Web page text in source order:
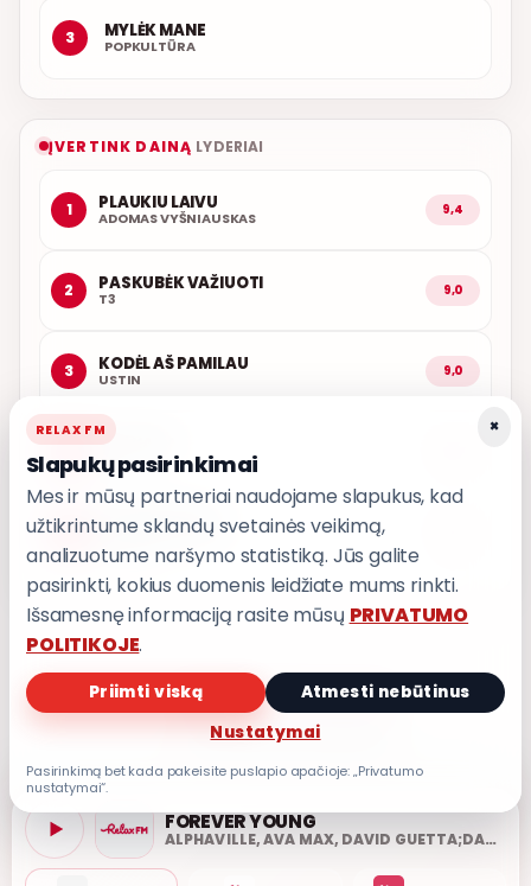
3 MYLĖK MANE
POPKULTŪRA
ĮVERTINK DAINĄ LYDERIAI
1 PLAUKIU LAIVU
ADOMAS VYŠNIAUSKAS 9,4
2 PASKUBĖK VAŽIUOTI
T3 9,0
3 KODĖL AŠ PAMILAU
USTIN 9,0
T3
5 IŠ MANO ŠIRDIES
PRIVATUMO POLITIKA
Privatumo nustatymai
FOREVER YOUNG
ALPHAVILLE, AVA MAX, DAVID GUETTA;DAVID GUETTA
×
RELAX FM
Slapukų pasirinkimai
Mes ir mūsų partneriai naudojame slapukus, kad
užtikrintume sklandų svetainės veikimą,
analizuotume naršymo statistiką. Jūs galite
pasirinkti, kokius duomenis leidžiate mums rinkti.
Išsamesnę informaciją rasite mūsų PRIVATUMO
POLITIKOJE.
Priimti viską
Atmesti nebūtinus
Nustatymai
Pasirinkimą bet kada pakeisite puslapio apačioje: „Privatumo
nustatymai“.